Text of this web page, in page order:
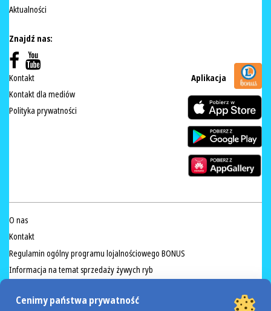
Aktualności
Znajdź nas:
Kontakt
Kontakt dla mediów
Polityka prywatności
Aplikacja
O nas
Kontakt
Regulamin ogólny programu lojalnościowego BONUS
Informacja na temat sprzedaży żywych ryb
Regulamin akcji Valdinox
Cenimy państwa prywatność